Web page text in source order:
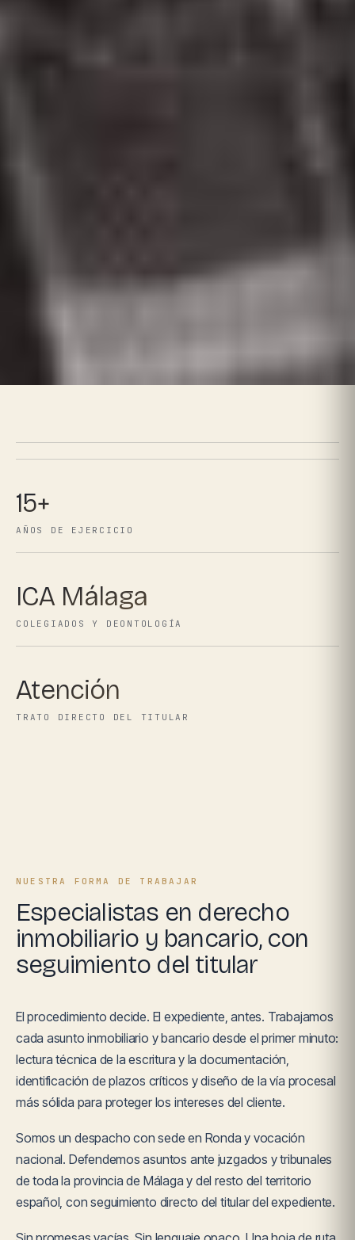
15+
AÑOS DE EJERCICIO
ICA Málaga
COLEGIADOS Y DEONTOLOGÍA
Atención
TRATO DIRECTO DEL TITULAR
NUESTRA FORMA DE TRABAJAR
Especialistas en derecho
inmobiliario y bancario, con
seguimiento del titular
El procedimiento decide. El expediente, antes. Trabajamos
cada asunto inmobiliario y bancario desde el primer minuto:
lectura técnica de la escritura y la documentación,
identificación de plazos críticos y diseño de la vía procesal
más sólida para proteger los intereses del cliente.
Somos un despacho con sede en Ronda y vocación
nacional. Defendemos asuntos ante juzgados y tribunales
de toda la provincia de Málaga y del resto del territorio
español, con seguimiento directo del titular del expediente.